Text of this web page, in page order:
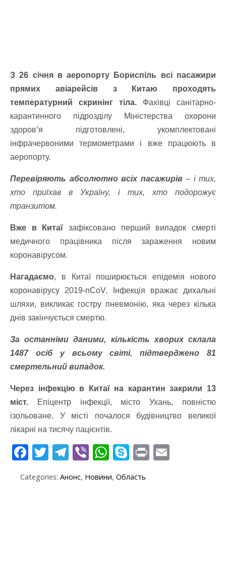
З 26 січня в аеропорту Бориспіль всі пасажири
прямих авіарейсів з Китаю проходять
температурний скринінг тіла. Фахівці санітарно-
карантинного підрозділу Міністерства охорони
здоров’я підготовлені, укомплектовані
інфрачервоними термометрами і вже працюють в
аеропорту.
Перевіряють абсолютно всіх пасажирів– і тих,
хто приїхав в Україну, і тих, хто подорожує
транзитом.
Вже в Китаї зафіксовано перший випадок смерті
медичного працівника після зараження новим
коронавірусом.
Нагадаємо, в Китаї поширюється епідемія нового
коронавірусу 2019-nCoV. Інфекція вражає дихальні
шляхи, викликає гостру пневмонію, яка через кілька
днів закінчується смертю.
За останніми даними, кількість хворих склала
1487 осіб у всьому світі, підтверджено 81
смертельний випадок.
Через інфекцію в Китаї на карантин закрили 13
міст. Епіцентр інфекції, місто Ухань, повністю
ізольоване. У місті почалося будівництво великої
лікарні на тисячу пацієнтів.
F
e
T
itt
T
e
Vi
er
W
at
S
y
Pr
Categories: Анонс, Новини, Область